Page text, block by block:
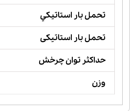
تحمل بار استاتيكي
تحمل بار استاتیکی
حداکثر توان چرخش
وزن